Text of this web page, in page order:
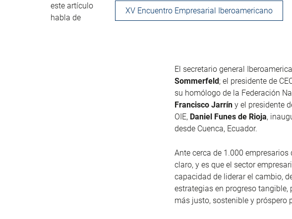
este artículo
habla de
XV Encuentro Empresarial Iberoamericano
El secretario general
Sommerfeld; el presidente de
su homólogo de la Federación
Francisco Jarrín y el presidente
OIE, Daniel Funes de Rioja,
desde Cuenca, Ecuador.
Ante cerca de 1.000
claro, y es que el sector
capacidad de liderar el cambio,
estrategias en progreso
más justo, sostenible y próspero